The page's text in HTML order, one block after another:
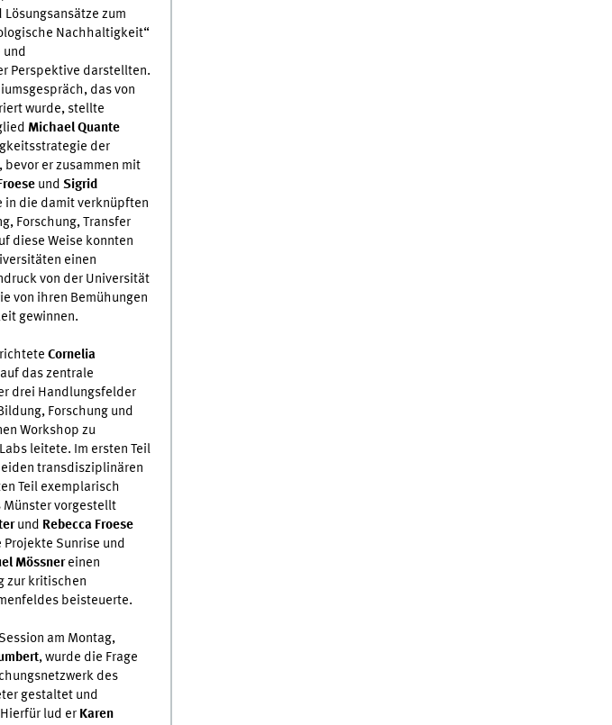
zum
Nachhaltigkeit“
und
Perspektive darstellten.
das von
wurde, stellte
Michael Quante
der
er zusammen mit
und Sigrid
in die damit verknüpften
Forschung, Transfer
diese Weise konnten
einen
von der Universität
von ihren Bemühungen
gewinnen.
Cornelia
das zentrale
drei Handlungsfelder
Forschung und
Workshop zu
leitete. Im ersten Teil
transdisziplinären
Teil exemplarisch
Münster vorgestellt
und Rebecca Froese
Sunrise und
Mössnereinen
zur kritischen
beisteuerte.
am Montag,
, wurde die Frage
des
gestaltet und
lud er Karen